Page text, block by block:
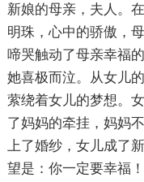
新娘的母亲，夫人。
明珠，心中的骄傲，
啼哭触动了母亲幸福
她喜极而泣。从女儿
萦绕着女儿的梦想。
了妈妈的牵挂，妈妈
上了婚纱，女儿成了
望是：你一定要幸福